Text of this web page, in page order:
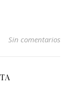
Sin comentarios